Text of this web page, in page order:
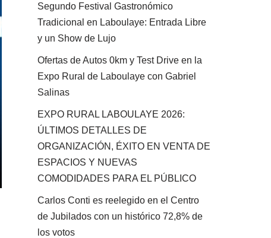
Segundo Festival Gastronómico
Tradicional en Laboulaye: Entrada Libre
y un Show de Lujo
Ofertas de Autos 0km y Test Drive en la
Expo Rural de Laboulaye con Gabriel
Salinas
EXPO RURAL LABOULAYE 2026:
ÚLTIMOS DETALLES DE
ORGANIZACIÓN, ÉXITO EN VENTA DE
ESPACIOS Y NUEVAS
COMODIDADES PARA EL PÚBLICO
Carlos Conti es reelegido en el Centro
de Jubilados con un histórico 72,8% de
los votos